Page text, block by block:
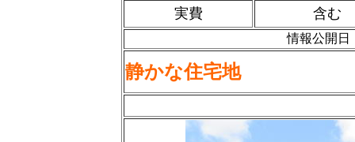
実費 含む
情報公開
静かな住宅地